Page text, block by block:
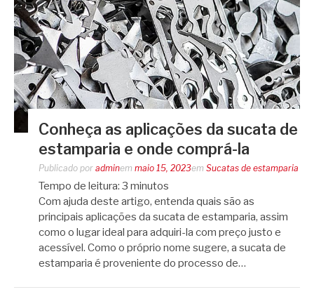
Conheça as aplicações da sucata de
estamparia e onde comprá-la
Publicado por adminem maio 15, 2023em Sucatas de estamparia
Tempo de leitura: 3 minutos
Com ajuda deste artigo, entenda quais são as
principais aplicações da sucata de estamparia, assim
como o lugar ideal para adquiri-la com preço justo e
acessível. Como o próprio nome sugere, a sucata de
estamparia é proveniente do processo de…